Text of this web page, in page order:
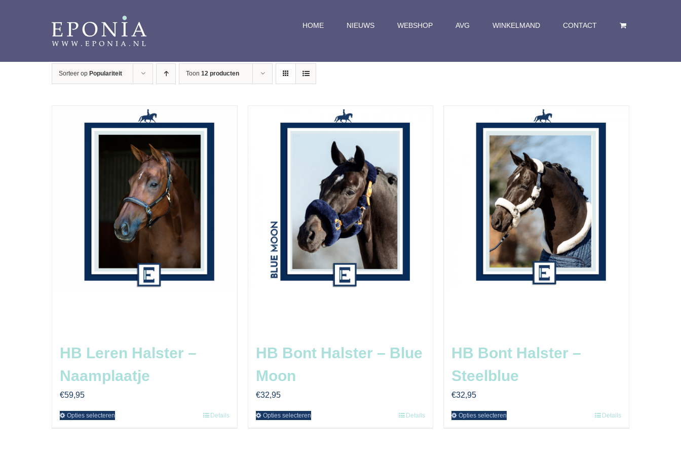
HOME NIEUWS WEBSHOP AVG WINKELMAND CONTACT
Sorteer op Populariteit Toon 12 producten
HB Leren Halster –
Naamplaatje
€59,95
Opties selecteren Details
HB Bont Halster – Blue
Moon
€32,95
Opties selecteren Details
HB Bont Halster –
Steelblue
€32,95
Opties selecteren Details